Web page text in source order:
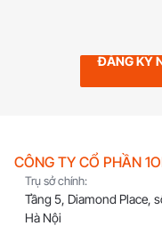
ĐĂNG KÝ
CÔNG TY CỔ PHẦN
Trụ sở chính:
Tầng 5, Diamond Place,
Hà Nội